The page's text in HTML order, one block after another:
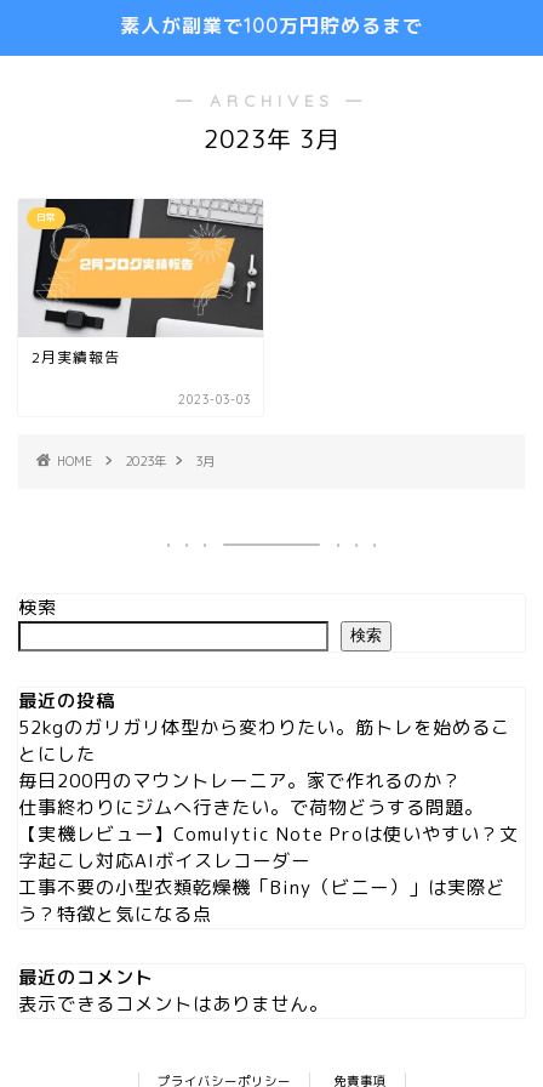
素人が副業で100万円貯めるまで
― ARCHIVES ―
2023年 3月
日常
2月実績報告
2023-03-03
HOME 2023年 3月
検索
検索
最近の投稿
52kgのガリガリ体型から変わりたい。筋トレを始めるこ
とにした
毎日200円のマウントレーニア。家で作れるのか？
仕事終わりにジムへ行きたい。で荷物どうする問題。
【実機レビュー】Comulytic Note Proは使いやすい？文
字起こし対応AIボイスレコーダー
工事不要の小型衣類乾燥機「Biny（ビニー）」は実際ど
う？特徴と気になる点
最近のコメント
表示できるコメントはありません。
プライバシーポリシー 免責事項